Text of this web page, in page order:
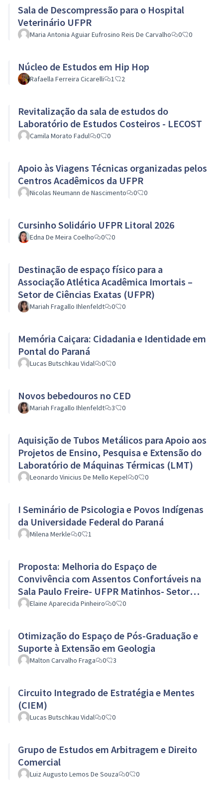
Sala de Descompressão para o Hospital
Veterinário UFPR
Maria Antonia Aguiar Eufrosino Reis De Carvalho 0 0
Núcleo de Estudos em Hip Hop
Rafaella Ferreira Cicarelli 1 2
Revitalização da sala de estudos do
Laboratório de Estudos Costeiros - LECOST
Camila Morato Fadul 0 0
Apoio às Viagens Técnicas organizadas pelos
Centros Acadêmicos da UFPR
Nicolas Neumann de Nascimento 0 0
Cursinho Solidário UFPR Litoral 2026
Edna De Meira Coelho 0 0
Destinação de espaço físico para a
Associação Atlética Acadêmica Imortais –
Setor de Ciências Exatas (UFPR)
Mariah Fragallo Ihlenfeldt 0 0
Memória Caiçara: Cidadania e Identidade em
Pontal do Paraná
Lucas Butschkau Vidal 0 0
Novos bebedouros no CED
Mariah Fragallo Ihlenfeldt 3 0
Aquisição de Tubos Metálicos para Apoio aos
Projetos de Ensino, Pesquisa e Extensão do
Laboratório de Máquinas Térmicas (LMT)
Leonardo Vinicius De Mello Kepel 0 0
I Seminário de Psicologia e Povos Indígenas
da Universidade Federal do Paraná
Milena Merkle 0 1
Proposta: Melhoria do Espaço de
Convivência com Assentos Confortáveis na
Sala Paulo Freire- UFPR Matinhos- Setor
Litoral
Elaine Aparecida Pinheiro 0 0
Otimização do Espaço de Pós-Graduação e
Suporte à Extensão em Geologia
Malton Carvalho Fraga 0 3
Circuito Integrado de Estratégia e Mentes
(CIEM)
Lucas Butschkau Vidal 0 0
Grupo de Estudos em Arbitragem e Direito
Comercial
Luiz Augusto Lemos De Souza 0 0